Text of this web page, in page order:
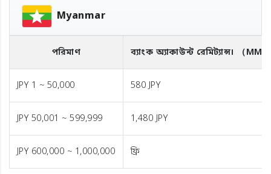
Myanmar
পরিমাণ ব্যাংক অ্যাকাউন্ট রেমিট্যান্স। （MMK
JPY 1 ~ 50,000 580 JPY
JPY 50,001 ~ 599,999 1,480 JPY
JPY 600,000 ~ 1,000,000 ফ্রি